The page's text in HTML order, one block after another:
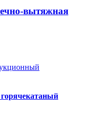
вытяжная